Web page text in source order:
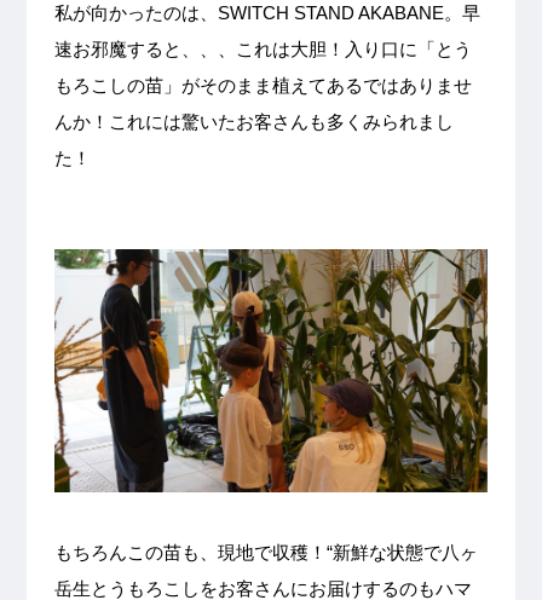
私が向かったのは、SWITCH STAND AKABANE。早
速お邪魔すると、、、これは大胆！入り口に「とう
もろこしの苗」がそのまま植えてあるではありませ
んか！これには驚いたお客さんも多くみられまし
た！
もちろんこの苗も、現地で収穫！“新鮮な状態で八ヶ
岳生とうもろこしをお客さんにお届けするのもハマ